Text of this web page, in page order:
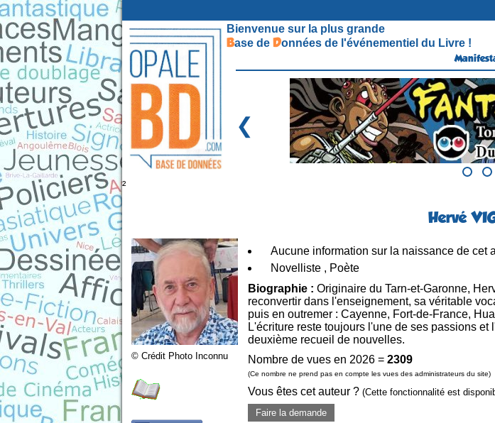
Bienvenue sur la plus grande
Base de Données de l'événementiel du Livre !
❮
²
Hervé
© Crédit Photo Inconnu
Aucune information sur la naissance de cet
Novelliste , Poète
Biographie : Originaire du Tarn-et-Garonne,
reconvertir dans l'enseignement, sa véritable
puis en outremer : Cayenne, Fort-de-France,
L'écriture reste toujours l'une de ses passions
deuxième recueil de nouvelles.
Nombre de vues en 2026 = 2309
(Ce nombre ne prend pas en compte les vues des administrateurs du site)
Vous êtes cet auteur ? (Cette fonctionnalité est
Faire la demande